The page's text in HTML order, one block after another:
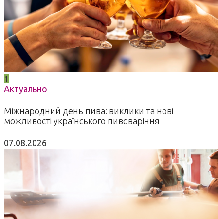
1
Актуально
Міжнародний день пива: виклики та нові
можливості українського пивоваріння
07.08.2026